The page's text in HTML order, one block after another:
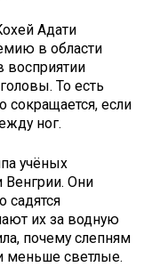
Адати
в области
восприятии
То есть
сокращается, если
ног.
учёных
Они
садятся
их за водную
почему слепням
меньше светлые.